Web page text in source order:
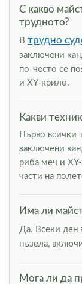
С какво
трудното?
В трудно
заключени
по-често се
и XY-крило.
Какви
Първо всички
заключени
риба меч и
части на
Има ли
Да. Всеки ден
пъзела,
Мога ли да